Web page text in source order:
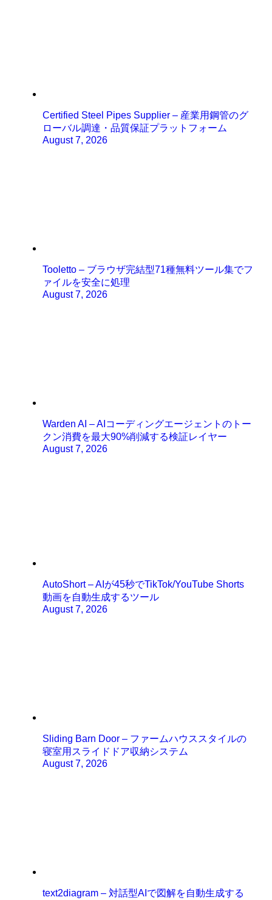
Certified Steel Pipes Supplier – 産業用鋼管のグ
ローバル調達・品質保証プラットフォーム
August 7, 2026
Tooletto – ブラウザ完結型71種無料ツール集でフ
ァイルを安全に処理
August 7, 2026
Warden AI – AIコーディングエージェントのトー
クン消費を最大90%削減する検証レイヤー
August 7, 2026
AutoShort – AIが45秒でTikTok/YouTube Shorts
動画を自動生成するツール
August 7, 2026
Sliding Barn Door – ファームハウススタイルの
寝室用スライドドア収納システム
August 7, 2026
text2diagram – 対話型AIで図解を自動生成する